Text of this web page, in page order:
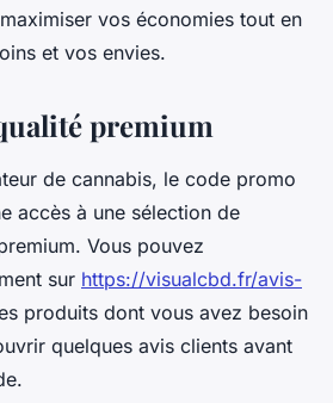
vos économies tout en
et vos envies.
premium
de cannabis, le code promo
accès à une sélection de
Vous pouvez
sur https://visualcbd.fr/avis-
produits dont vous avez besoin
quelques avis clients avant